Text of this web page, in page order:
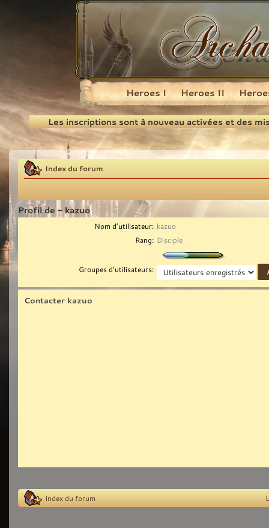
Recherche
Heroes I Heroes II
Les inscriptions sont à nouveau activées et des
Index du forum
Profil de - kazuo
Nom d’utilisateur: kazuo
Rang: Disciple
Groupes d’utilisateurs:
Contacter kazuo
Index du forum